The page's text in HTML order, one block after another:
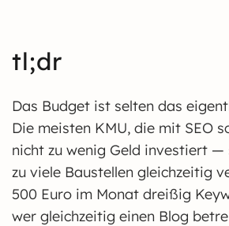
tl;dr
Das Budget ist selten das
Die meisten KMU, die mit SEO
nicht zu wenig Geld investiert —
zu viele Baustellen gleichzeitig
500 Euro im Monat dreißig
wer gleichzeitig einen Blog